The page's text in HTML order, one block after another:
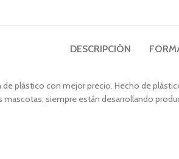
DESCRIPCIÓN
plástico con mejor precio. Hecho de
siempre están desarrollando